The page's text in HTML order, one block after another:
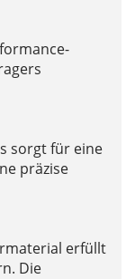
sorgt für eine
präzise
erfüllt
Die